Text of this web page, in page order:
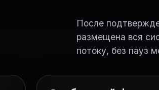
После
размещена вся
потоку, без пауз